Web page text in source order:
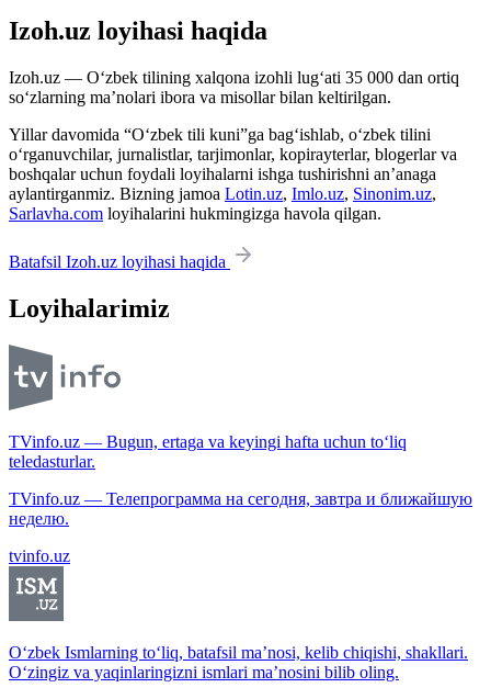
Izoh.uz loyihasi haqida
Izoh.uz — O‘zbek tilining xalqona izohli lug‘ati 35 000 dan ortiq
so‘zlarning ma’nolari ibora va misollar bilan keltirilgan.
Yillar davomida “O‘zbek tili kuni”ga bag‘ishlab, o‘zbek tilini
o‘rganuvchilar, jurnalistlar, tarjimonlar, kopirayterlar, blogerlar va
boshqalar uchun foydali loyihalarni ishga tushirishni an’anaga
aylantirganmiz. Bizning jamoa Lotin.uz, Imlo.uz, Sinonim.uz,
Sarlavha.com loyihalarini hukmingizga havola qilgan.
Batafsil Izoh.uz loyihasi haqida
Loyihalarimiz
TVinfo.uz — Bugun, ertaga va keyingi hafta uchun to‘liq
teledasturlar.
TVinfo.uz — Телепрограмма на сегодня, завтра и ближайшую
неделю.
tvinfo.uz
O‘zbek Ismlarning to‘liq, batafsil ma’nosi, kelib chiqishi, shakllari.
O‘zingiz va yaqinlaringizni ismlari ma’nosini bilib oling.